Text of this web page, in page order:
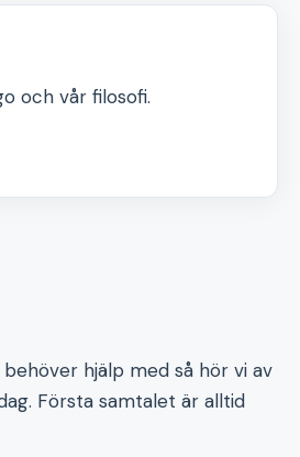
och vår filosofi.
hjälp med så hör vi av
Första samtalet är alltid